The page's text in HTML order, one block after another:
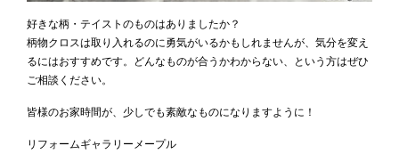
好きな柄・テイストのものはありましたか？
柄物クロスは取り入れるのに勇気がいるかもしれませんが、気分を変え
るにはおすすめです。どんなものが合うかわからない、という方はぜひ
ご相談ください。
皆様のお家時間が、少しでも素敵なものになりますように！
リフォームギャラリーメープル